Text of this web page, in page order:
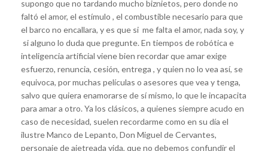
supongo que no tardando mucho biznietos, pero donde no
faltó el amor, el estímulo , el combustible necesario para que
el barco no encallara, y es que si me falta el amor, nada soy, y
si alguno lo duda que pregunte. En tiempos de robótica e
inteligencia artificial viene bien recordar que amar exige
esfuerzo, renuncia, cesión, entrega , y quien no lo vea así, se
equivoca, por muchas películas o asesores que vea y tenga,
salvo que quiera enamorarse de sí mismo, lo que le incapacita
para amar a otro. Ya los clásicos, a quienes siempre acudo en
caso de necesidad, suelen recordarme como en su día el
ilustre Manco de Lepanto, Don Miguel de Cervantes,
personaje de ajetreada vida, que no debemos confundir el